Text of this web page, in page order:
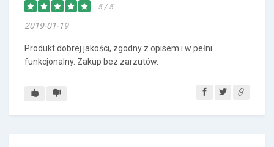
5 / 5
2019-01-19
Produkt dobrej jakości, zgodny z opisem i w pełni
funkcjonalny. Zakup bez zarzutów.